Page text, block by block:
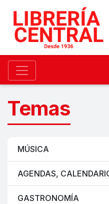
Temas
MÚSICA
AGENDAS,
GASTRONOMÍA